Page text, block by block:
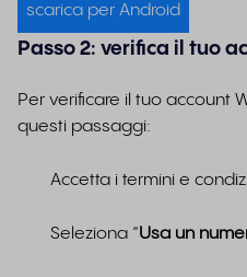
scarica per Android
Passo 2: verifica il tuo
Per verificare il tuo account
questi passaggi:
Accetta i termini e
Seleziona “Usa un